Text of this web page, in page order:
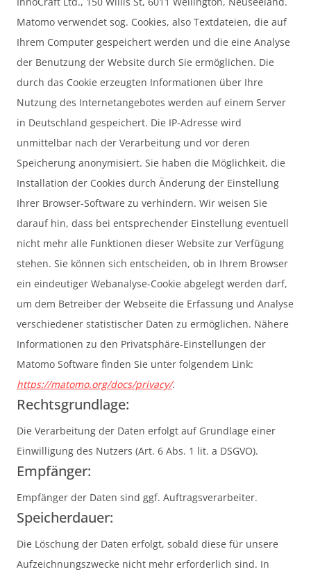
Matomo verwendet sog. Cookies, also Textdateien, die auf
Ihrem Computer gespeichert werden und die eine Analyse
der Benutzung der Website durch Sie ermöglichen. Die
durch das Cookie erzeugten Informationen über Ihre
Nutzung des Internetangebotes werden auf einem Server
in Deutschland gespeichert. Die IP-Adresse wird
unmittelbar nach der Verarbeitung und vor deren
Speicherung anonymisiert. Sie haben die Möglichkeit, die
Installation der Cookies durch Änderung der Einstellung
Ihrer Browser-Software zu verhindern. Wir weisen Sie
darauf hin, dass bei entsprechender Einstellung eventuell
nicht mehr alle Funktionen dieser Website zur Verfügung
stehen. Sie können sich entscheiden, ob in Ihrem Browser
ein eindeutiger Webanalyse-Cookie abgelegt werden darf,
um dem Betreiber der Webseite die Erfassung und Analyse
verschiedener statistischer Daten zu ermöglichen. Nähere
Informationen zu den Privatsphäre-Einstellungen der
Matomo Software finden Sie unter folgendem Link:
https://matomo.org/docs/privacy/.
Rechtsgrundlage:
Die Verarbeitung der Daten erfolgt auf Grundlage einer
Einwilligung des Nutzers (Art. 6 Abs. 1 lit. a DSGVO).
Empfänger:
Empfänger der Daten sind ggf. Auftragsverarbeiter.
Speicherdauer:
Die Löschung der Daten erfolgt, sobald diese für unsere
Aufzeichnungszwecke nicht mehr erforderlich sind. In